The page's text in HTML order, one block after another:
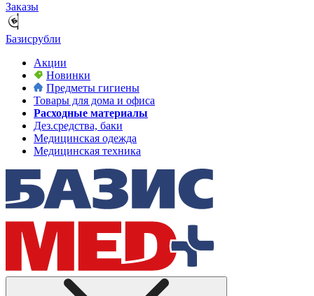
Заказы
Базисрубли
Акции
Новинки
Предметы гигиены
Товары для дома и офиса
Расходные материалы
Дез.средства, баки
Медицинская одежда
Медицинская техника